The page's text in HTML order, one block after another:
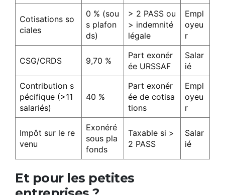
Cotisations so
ciales
0 % (sou
s plafon
ds)
> 2 PASS ou
> indemnité
légale
Empl
oyeu
r
CSG/CRDS 9,70 %
Part exonér
ée URSSAF
Salar
ié
Contribution s
pécifique (>11
salariés)
40 %
Part exonér
ée de cotisa
tions
Empl
oyeu
r
Impôt sur le re
venu
Exonéré
sous pla
fonds
Taxable si >
2 PASS
Salar
ié
Et pour les petites